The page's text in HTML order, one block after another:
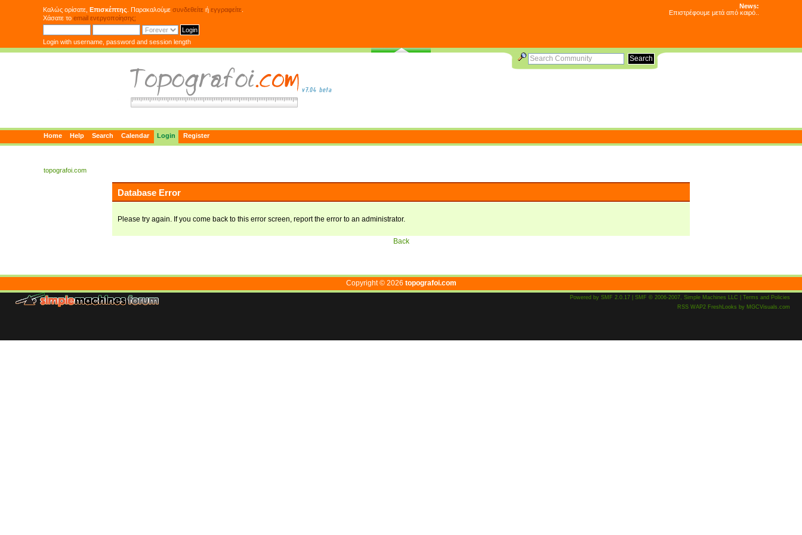
Καλώς ορίσατε,Επισκέπτης . Παρακαλούμεσυνδεθείτε ήεγγραφείτε
Χάσατε τοemail ενεργοποίησης;
Login with username, password and session length
News:
Επιστρέφουμε μετά από καιρό..
Home Help Search Calendar Login Register
topografoi.com
Database Error
Please try again. If you come back to this error screen, report the error to an administrator.
Back
Copyright © 2026 topografoi.com
Powered by SMF 2.0.17 SMF © 2006-2007, Simple Machines LLC
Terms and Policies
RSS WAP2 FreshLooks by MGCVisuals.com